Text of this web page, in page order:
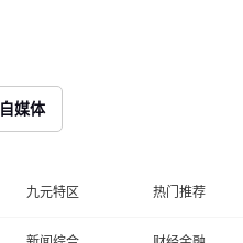
自媒体
九元特区 热门推荐